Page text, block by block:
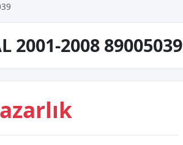
2001-2008 89005039